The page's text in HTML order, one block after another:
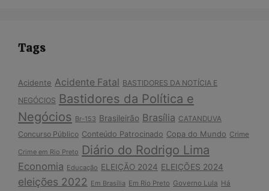
Tags
Acidente Acidente Fatal BASTIDORES DA NOTÍCIA E
NEGÓCIOS Bastidores da Política e
Negócios Br-153 Brasileirão Brasília CATANDUVA
Concurso Público Conteúdo Patrocinado Copa do Mundo Crime
Crime em Rio Preto Diário do Rodrigo Lima
Economia Educação ELEIÇÃO 2024 ELEIÇÕES 2024
eleições 2022 Em Brasília Em Rio Preto Governo Lula Há